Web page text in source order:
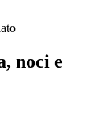
noci e